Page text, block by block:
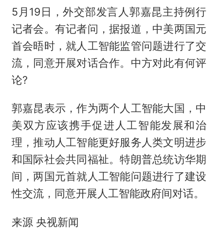
5月19日，外交部发言人郭嘉昆主持例行
记者会。有记者问，据报道，中美两国元
首会晤时，就人工智能监管问题进行了交
流，同意开展对话合作。中方对此有何评
论?
郭嘉昆表示，作为两个人工智能大国，中
美双方应该携手促进人工智能发展和治
理，推动人工智能更好服务人类文明进步
和国际社会共同福祉。特朗普总统访华期
间，两国元首就人工智能问题进行了建设
性交流，同意开展人工智能政府间对话。
来源 央视新闻